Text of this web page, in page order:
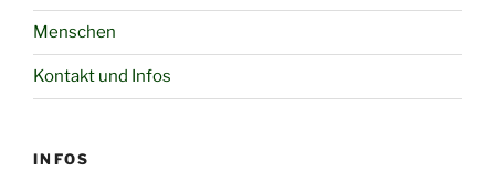
Menschen
Kontakt und Infos
INFOS